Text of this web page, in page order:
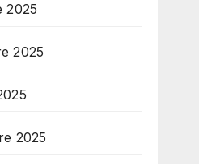
2025
2025
2025